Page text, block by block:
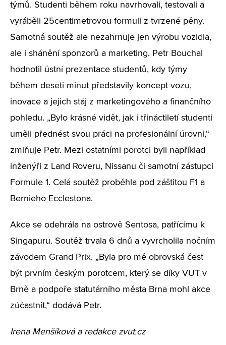
týmů. Studenti během roku navrhovali, testovali a
vyráběli 25centimetrovou formuli z tvrzené pěny.
Samotná soutěž ale nezahrnuje jen výrobu vozidla,
ale i shánění sponzorů a marketing. Petr Bouchal
hodnotil ústní prezentace studentů, kdy týmy
během deseti minut představily koncept vozu,
inovace a jejich stáj z marketingového a finančního
pohledu. „Bylo krásné vidět, jak i třináctiletí studenti
uměli přednést svou práci na profesionální úrovni,“
zmiňuje Petr. Mezi ostatními porotci byli například
inženýři z Land Roveru, Nissanu či samotní zástupci
Formule 1. Celá soutěž proběhla pod záštitou F1 a
Bernieho Ecclestona.
Akce se odehrála na ostrově Sentosa, patřícímu k
Singapuru. Soutěž trvala 6 dnů a vyvrcholila nočním
závodem Grand Prix. „Byla pro mě obrovská čest
být prvním českým porotcem, který se díky VUT v
Brně a podpoře statutárního města Brna mohl akce
zúčastnit,“ dodává Petr.
Irena Menšíková a redakce zvut.cz